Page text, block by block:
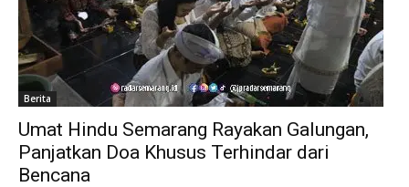
Berita
Umat Hindu Semarang Rayakan Galungan,
Panjatkan Doa Khusus Terhindar dari
Bencana